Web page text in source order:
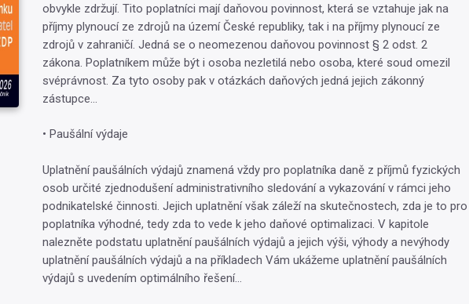
obvykle zdržují. Tito poplatníci mají daňovou povinnost, která se vztahuje jak na
příjmy plynoucí ze zdrojů na území České republiky, tak i na příjmy plynoucí ze
zdrojů v zahraničí. Jedná se o neomezenou daňovou povinnost § 2 odst. 2
zákona. Poplatníkem může být i osoba nezletilá nebo osoba, které soud omezil
svéprávnost. Za tyto osoby pak v otázkách daňových jedná jejich zákonný
zástupce...
• Paušální výdaje
Uplatnění paušálních výdajů znamená vždy pro poplatníka daně z příjmů fyzických
osob určité zjednodušení administrativního sledování a vykazování v rámci jeho
podnikatelské činnosti. Jejich uplatnění však záleží na skutečnostech, zda je to pro
poplatníka výhodné, tedy zda to vede k jeho daňové optimalizaci. V kapitole
nalezněte podstatu uplatnění paušálních výdajů a jejich výši, výhody a nevýhody
uplatnění paušálních výdajů a na příkladech Vám ukážeme uplatnění paušálních
výdajů s uvedením optimálního řešení…